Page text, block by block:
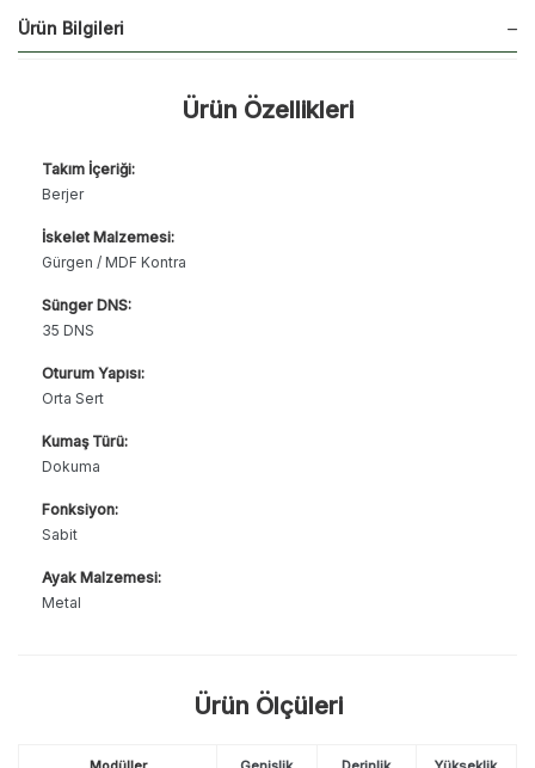
Ürün Bilgileri
Ürün Özellikleri
Takım İçeriği:
Berjer
İskelet Malzemesi:
Gürgen / MDF Kontra
Sünger DNS:
35 DNS
Oturum Yapısı:
Orta Sert
Kumaş Türü:
Dokuma
Fonksiyon:
Sabit
Ayak Malzemesi:
Metal
Ürün Ölçüleri